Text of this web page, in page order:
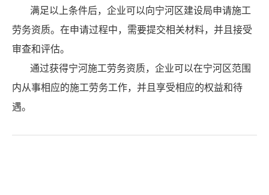
满足以上条件后，企业可以向宁河区建设局申请施工
劳务资质。在申请过程中，需要提交相关材料，并且接受
审查和评估。
通过获得宁河施工劳务资质，企业可以在宁河区范围
内从事相应的施工劳务工作，并且享受相应的权益和待
遇。